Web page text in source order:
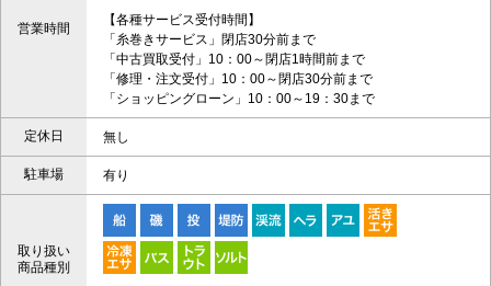
営業時間
【各種サービス受付時間】
「糸巻きサービス」閉店30分前まで
「中古買取受付」10：00～閉店1時間前まで
「修理・注文受付」10：00～閉店30分前まで
「ショッピングローン」10：00～19：30まで
定休日 無し
駐車場 有り
取り扱い
商品種別